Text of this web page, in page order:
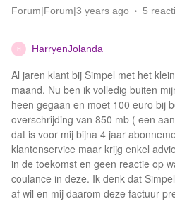
Forum|Forum|3 years ago 5
H HarryenJolanda
Al jaren klant bij Simpel met het
maand. Nu ben ik volledig buiten
heen gegaan en moet 100 euro bij
overschrijding van 850 mb ( een
dat is voor mij bijna 4 jaar
klantenservice maar krijg enkel
in de toekomst en geen reactie op
coulance in deze. Ik denk dat
af wil en mij daarom deze factuur